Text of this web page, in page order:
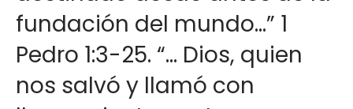
fundación del mundo...” 1
Pedro 1:3-25. “… Dios, quien
nos salvó y llamó con